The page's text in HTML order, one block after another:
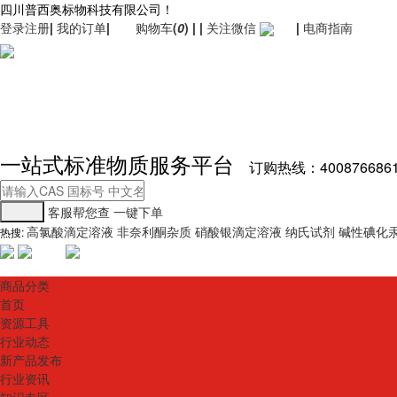
四川普西奥标物科技有限公司！
登录注册| 我的订单| 购物车(0) | | 关注微信 | 电商指南
一站式标准物质服务平台 订购热线：4008766861
客服帮您查 一键下单
热搜:高氯酸滴定溶液 非奈利酮杂质 硝酸银滴定溶液 纳氏试剂 碱性碘化
商品分类
首页
资源工具
行业动态
新产品发布
行业资讯